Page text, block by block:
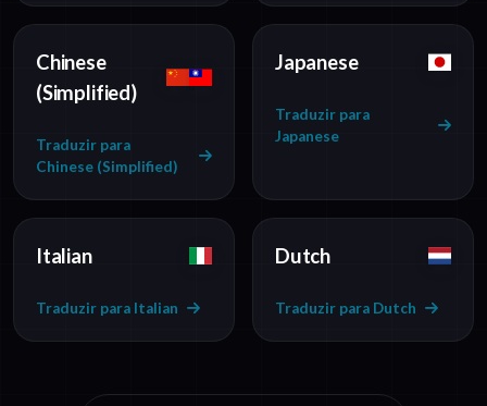
Chinese
(Simplified)
Traduzir para
Chinese (Simplified)
Japanese
Traduzir para
Japanese
Italian
Traduzir para Italian
Dutch
Traduzir para Dutch